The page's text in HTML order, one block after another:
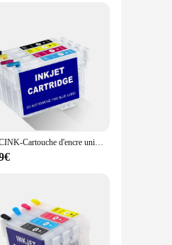
photos, or
who demand
GACINK-Cartouche d'encre universelle pour tous les jours, sans puce, pour Epson 603 603XL T03A 212 T212 stéroïdes 12XL sans puce